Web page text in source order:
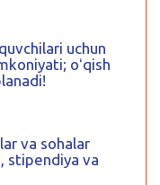
uchun
oʻqish
va sohalar
stipendiya va